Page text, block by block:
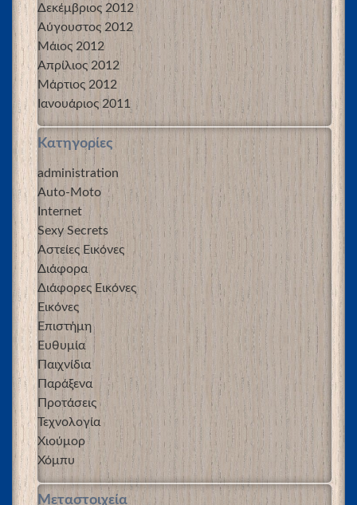
Δεκέμβριος 2012
Αύγουστος 2012
Μάιος 2012
Απρίλιος 2012
Μάρτιος 2012
Ιανουάριος 2011
Kατηγορίες
administration
Auto-Moto
Internet
Sexy Secrets
Αστείες Εικόνες
Διάφορα
Διάφορες Εικόνες
Εικόνες
Επιστήμη
Ευθυμία
Παιχνίδια
Παράξενα
Προτάσεις
Τεχνολογία
Χιούμορ
Χόμπυ
Μεταστοιχεία